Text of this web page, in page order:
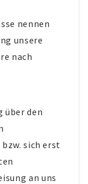
nennen
unsere
nach
über den
sich erst
an uns